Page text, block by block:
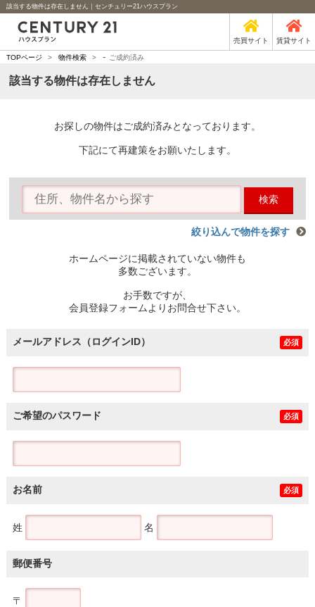
該当する物件は存在しません｜センチュリー21ハウスプラン
売買サイト 賃貸サイト
TOPページ > 物件検索 > - ご成約済み
該当する物件は存在しません
お探しの物件はご成約済みとなっております。
下記にて再建策をお願いたします。
検索
絞り込んで物件を探す
ホームページに掲載されていない物件も
多数ございます。
お手数ですが、
会員登録フォームよりお問合せ下さい。
メールアドレス（ログインID） 必須
ご希望のパスワード 必須
お名前 必須
姓 名
郵便番号
〒